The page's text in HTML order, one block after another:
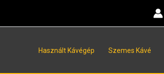
Használt Kávégép Szemes Kávé